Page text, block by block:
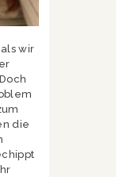
wir
die